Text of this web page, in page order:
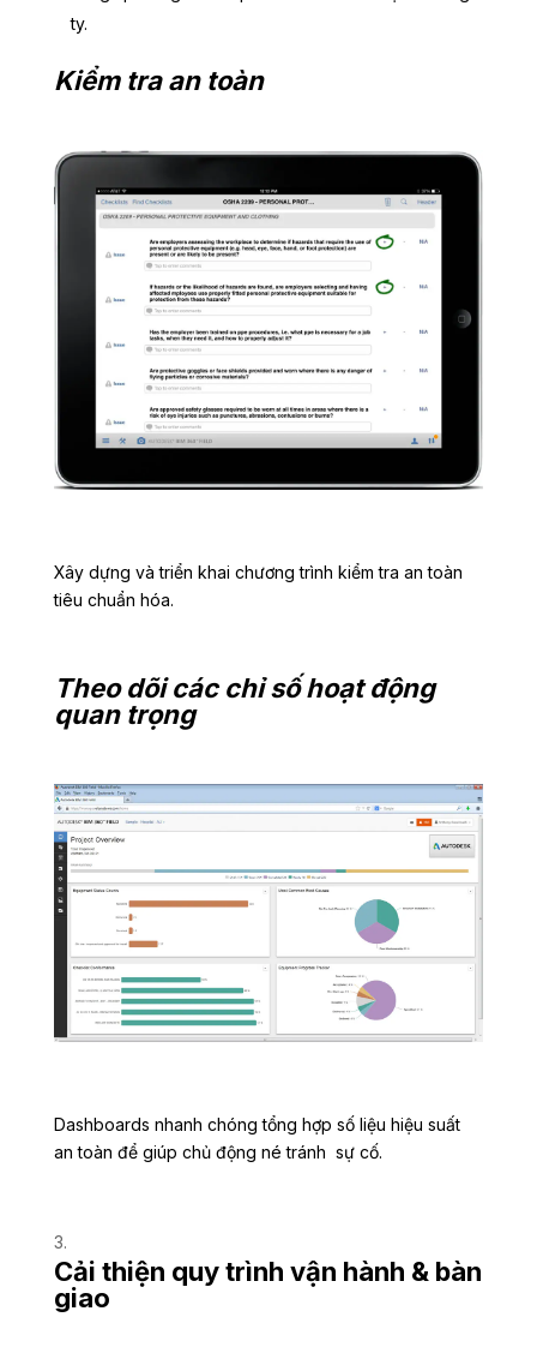
ty.
Kiểm tra an toàn
Xây dựng và triển khai chương trình kiểm tra an toàn
tiêu chuẩn hóa.
Theo dõi các chỉ số hoạt động
quan trọng
Dashboards nhanh chóng tổng hợp số liệu hiệu suất
an toàn để giúp chủ động né tránh sự cố.
Cải thiện quy trình vận hành & bàn
giao